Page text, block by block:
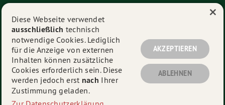
Impressum
Datenschutz
© 2026 Thekla Walker MdL - Alle Rechte vorbehalten.
Diese Webseite verwendet
ausschließlich technisch
notwendige Cookies. Lediglich
für die Anzeige von externen
Inhalten können zusätzliche
Cookies erforderlich sein. Diese
werden jedoch erst nach Ihrer
Zustimmung geladen.
AKZEPTIEREN
ABLEHNEN
×